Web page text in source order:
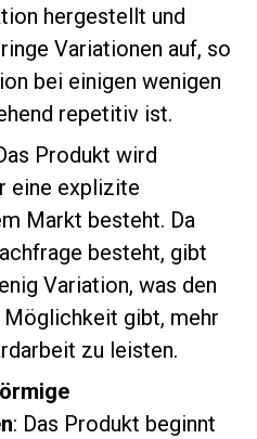
hergestellt und
Variationen auf, so
bei einigen wenigen
repetitiv ist.
Produkt wird
eine explizite
Markt besteht. Da
besteht, gibt
Variation, was den
Möglichkeit gibt, mehr
zu leisten.
: Das Produkt beginnt